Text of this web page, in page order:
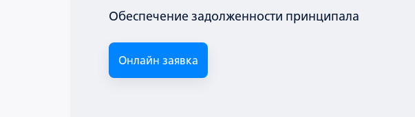
Обеспечение задолженности принципала
Онлайн заявка